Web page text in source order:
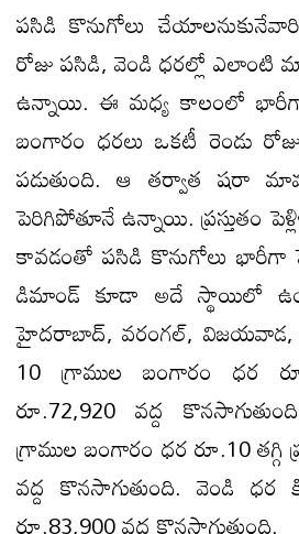
పసిడి కొనుగోలు
రోజు పసిడి, వెండి ధరల్లో ఎలాంటి
ఉన్నాయి. ఈ మధ్య కాలంలో భారీగా
బంగారం ధరలు ఒకటీ రెండు
పడుతుంది. ఆ తర్వాత షరా
పెరిగిపోతూనే ఉన్నాయి. ప్రస్తుతం
కావడంతో పసిడి కొనుగోలు
డిమాండ్ కూడా అదే స్థాయిలో
హైదరాబాద్, వరంగల్, విజయవాడ,
10 గ్రాముల బంగారం ధర
రూ.72,920 వద్ద
గ్రాముల బంగారం ధర రూ.10 తగ్గి
వద్ద కొనసాగుతుంది. వెండి ధర
రూ.83,900 వద్ద కొనసాగుతుంది.